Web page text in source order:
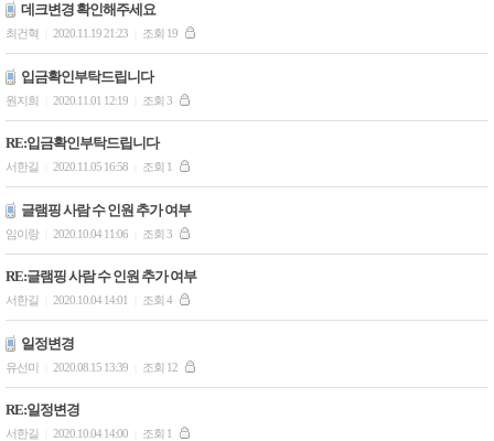
데크변경 확인해주세요
최건혁 2020.11.19 21:23 조회 19
입금확인부탁드립니다
원지희 2020.11.01 12:19 조회 3
RE:입금확인부탁드립니다
서한길 2020.11.05 16:58 조회 1
글램핑 사람 수 인원 추가 여부
임이랑 2020.10.04 11:06 조회 3
RE:글램핑 사람 수 인원 추가 여부
서한길 2020.10.04 14:01 조회 4
일정변경
유선미 2020.08.15 13:39 조회 12
RE:일정변경
서한길 2020.10.04 14:00 조회 1